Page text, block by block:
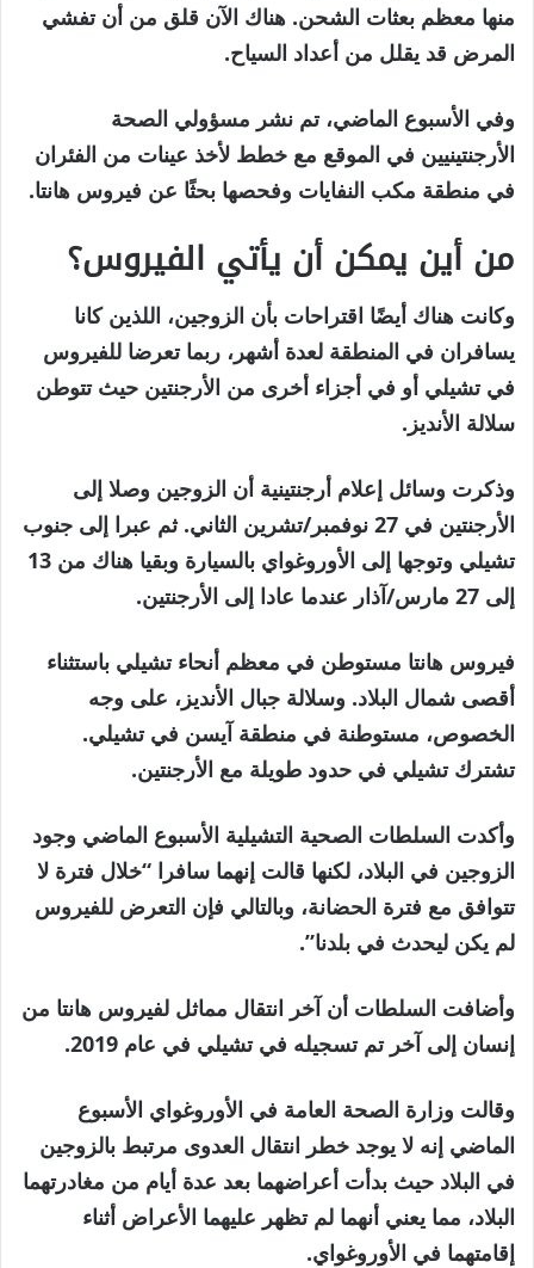
منها معظم بعثات الشحن. هناك الآن قلق من أن تفشي
المرض قد يقلل من أعداد السياح.
وفي الأسبوع الماضي، تم نشر مسؤولي الصحة
الأرجنتينيين في الموقع مع خطط لأخذ عينات من الفئران
في منطقة مكب النفايات وفحصها بحثًا عن فيروس هانتا.
من أين يمكن أن يأتي الفيروس؟
وكانت هناك أيضًا اقتراحات بأن الزوجين، اللذين كانا
يسافران في المنطقة لعدة أشهر، ربما تعرضا للفيروس
في تشيلي أو في أجزاء أخرى من الأرجنتين حيث تتوطن
سلالة الأنديز.
وذكرت وسائل إعلام أرجنتينية أن الزوجين وصلا إلى
الأرجنتين في 27 نوفمبر/تشرين الثاني. ثم عبرا إلى جنوب
تشيلي وتوجها إلى الأوروغواي بالسيارة وبقيا هناك من 13
إلى 27 مارس/آذار عندما عادا إلى الأرجنتين.
فيروس هانتا مستوطن في معظم أنحاء تشيلي باستثناء
أقصى شمال البلاد. وسلالة جبال الأنديز، على وجه
الخصوص، مستوطنة في منطقة آيسن في تشيلي.
تشترك تشيلي في حدود طويلة مع الأرجنتين.
وأكدت السلطات الصحية التشيلية الأسبوع الماضي وجود
الزوجين في البلاد، لكنها قالت إنهما سافرا “خلال فترة لا
تتوافق مع فترة الحضانة، وبالتالي فإن التعرض للفيروس
لم يكن ليحدث في بلدنا”.
وأضافت السلطات أن آخر انتقال مماثل لفيروس هانتا من
إنسان إلى آخر تم تسجيله في تشيلي في عام 2019.
وقالت وزارة الصحة العامة في الأوروغواي الأسبوع
الماضي إنه لا يوجد خطر انتقال العدوى مرتبط بالزوجين
في البلاد حيث بدأت أعراضهما بعد عدة أيام من مغادرتهما
البلاد، مما يعني أنهما لم تظهر عليهما الأعراض أثناء
إقامتهما في الأوروغواي.